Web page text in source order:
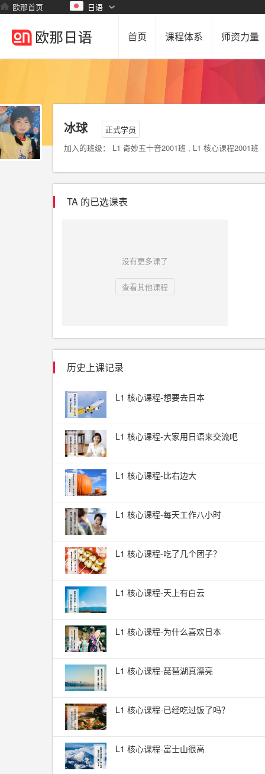
欧那首页 日语
首页 课程体系 师资力量
冰球
正式学员
加入的班级： L1 奇妙五十音2001班 , L1 核心课程2001班
TA 的已选课表
没有更多课了
查看其他课程
历史上课记录
L1 核心课程-想要去日本
L1 核心课程-大家用日语来交流吧
L1 核心课程-比右边大
L1 核心课程-每天工作八小时
L1 核心课程-吃了几个团子？
L1 核心课程-天上有白云
L1 核心课程-为什么喜欢日本
L1 核心课程-琵琶湖真漂亮
L1 核心课程-已经吃过饭了吗？
L1 核心课程-富士山很高